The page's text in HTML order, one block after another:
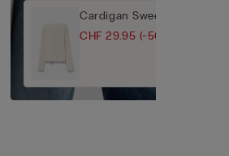
Cardigan Sweet Pointelle
CHF 29.95 (-50%)